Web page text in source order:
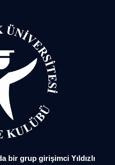
bir grup girişimci Yıldızlı